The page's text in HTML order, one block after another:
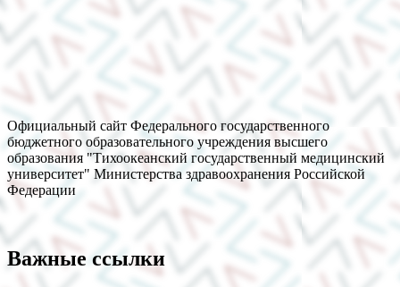
Официальный сайт Федерального государственного
бюджетного образовательного учреждения высшего
образования "Тихоокеанский государственный медицинский
университет" Министерства здравоохранения Российской
Федерации
Важные ссылки